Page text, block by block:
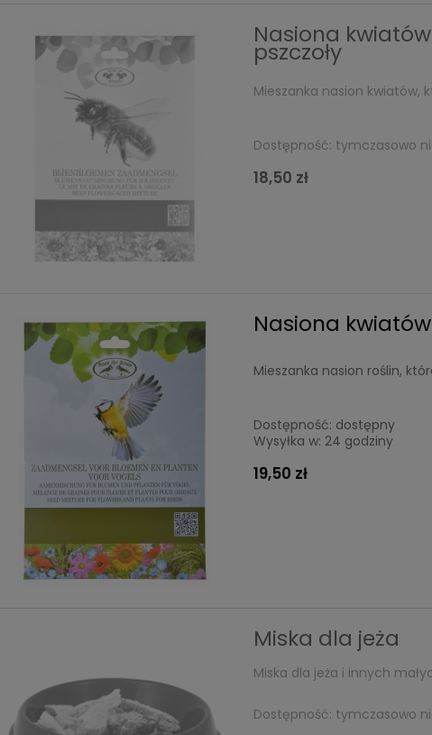
Nasiona
pszczoły
Mieszanka nasion kwiatów,
Dostępność: tymczasowo
18,50 zł
Nasiona
Mieszanka nasion roślin,
Dostępność: dostępny
Wysyłka w: 24 godziny
19,50 zł
Miska dla jeża
Miska dla jeża i innych
Dostępność: tymczasowo